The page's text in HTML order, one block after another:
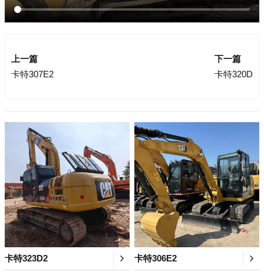
上一篇
卡特307E2
下一篇
卡特320D
卡特323D2 卡特306E2